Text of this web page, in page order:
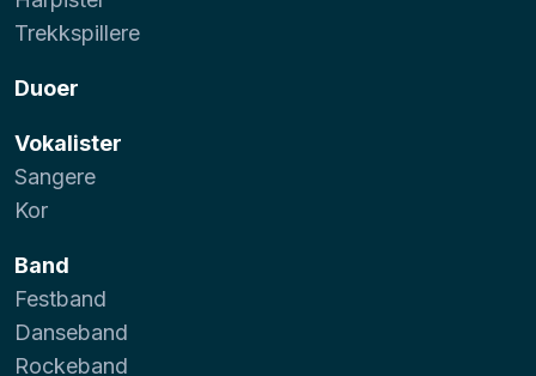
Trekkspillere
Duoer
Vokalister
Sangere
Kor
Band
Festband
Danseband
Rockeband